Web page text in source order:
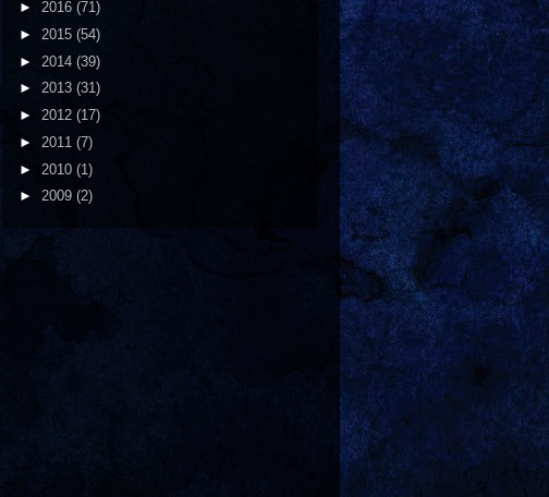
► 2016 (71)
► 2015 (54)
► 2014 (39)
► 2013 (31)
► 2012 (17)
► 2011 (7)
► 2010 (1)
► 2009 (2)